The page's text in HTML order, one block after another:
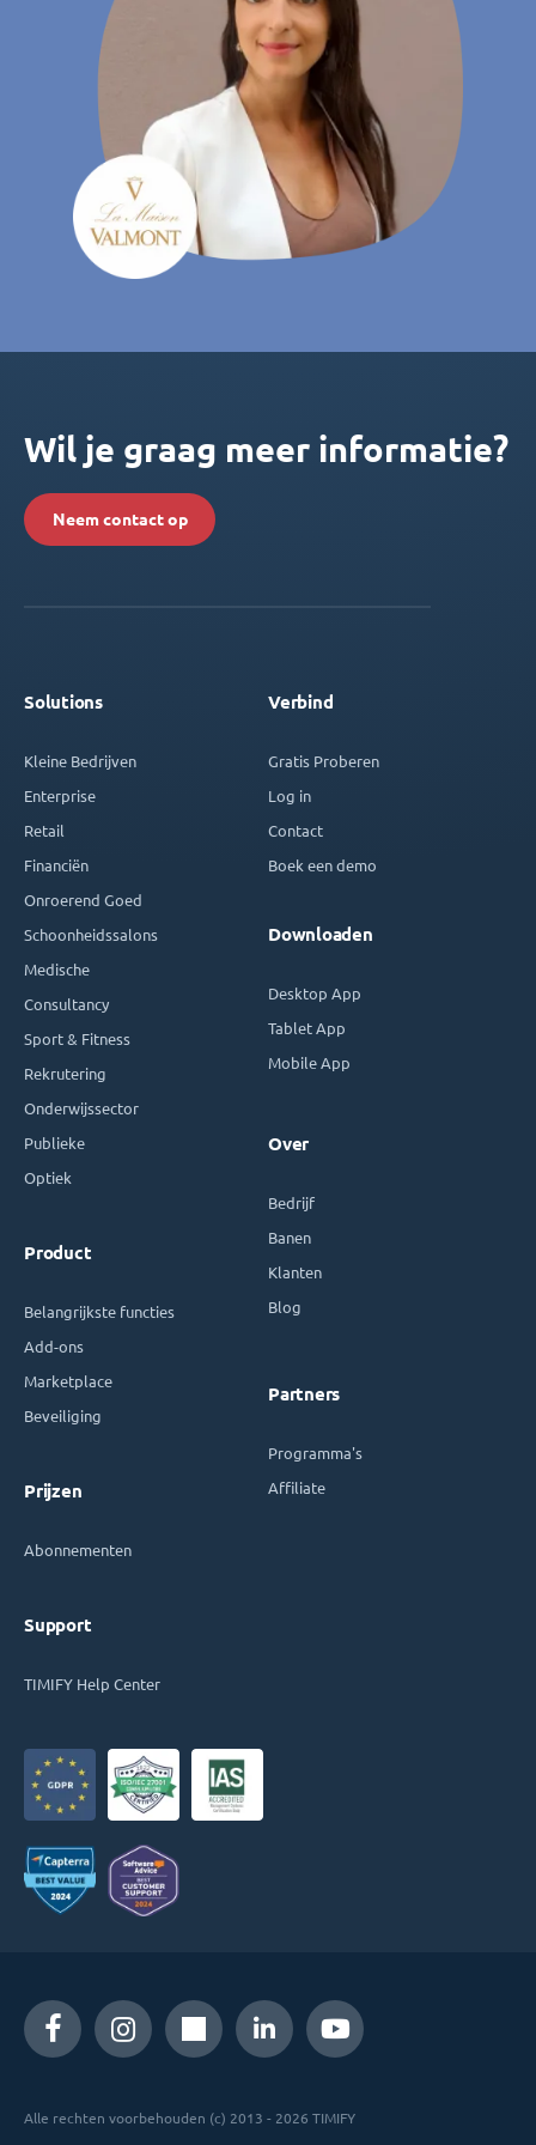
Wil je graag meer informatie?
Neem contact op
Solutions
Kleine Bedrijven
Enterprise
Retail
Financiën
Onroerend Goed
Schoonheidssalons
Medische
Consultancy
Sport & Fitness
Rekrutering
Onderwijssector
Publieke
Optiek
Product
Belangrijkste functies
Add-ons
Marketplace
Beveiliging
Prijzen
Abonnementen
Support
TIMIFY Help Center
Verbind
Gratis Proberen
Log in
Contact
Boek een demo
Downloaden
Desktop App
Tablet App
Mobile App
Over
Bedrijf
Banen
Klanten
Blog
Partners
Programma's
Affiliate
Alle rechten voorbehouden (c) 2013 - 2026 TIMIFY